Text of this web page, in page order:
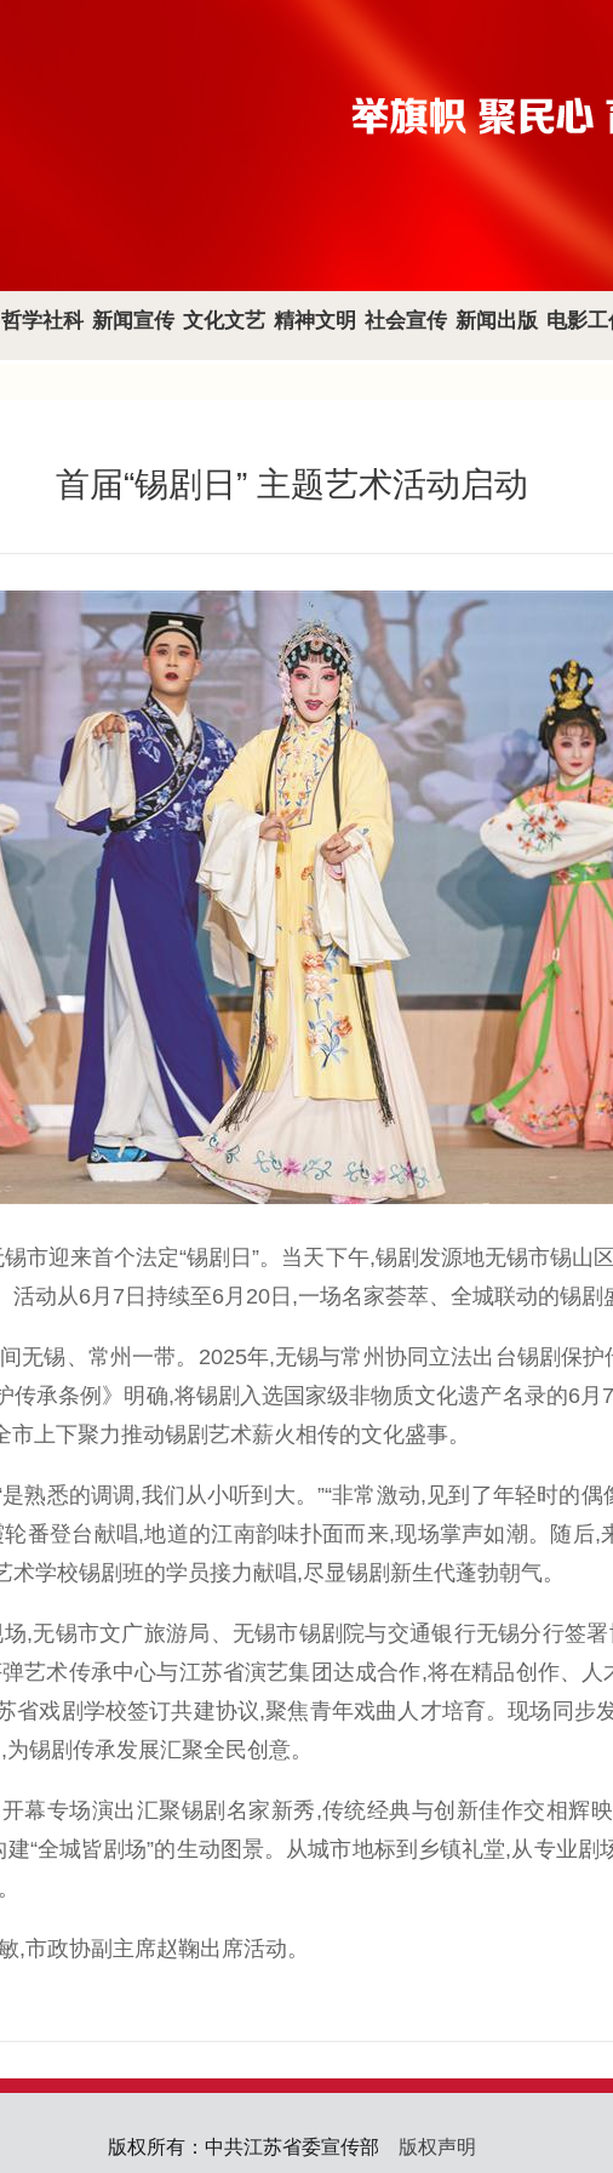
哲学社科 新闻宣传 文化文艺 精神文明 社会宣传 新闻出版 电影工
首届“锡剧日” 主题艺术活动启动
迎来首个法定“锡剧日”。当天下午,锡剧发源地无锡市锡山区
动从6月7日持续至6月20日,一场名家荟萃、全城联动的锡剧
锡、常州一带。2025年,无锡与常州协同立法出台锡剧保护
承条例》明确,将锡剧入选国家级非物质文化遗产名录的6月
上下聚力推动锡剧艺术薪火相传的文化盛事。
悉的调调,我们从小听到大。”“非常激动,见到了年轻时的
番登台献唱,地道的江南韵味扑面而来,现场掌声如潮。随后,
学校锡剧班的学员接力献唱,尽显锡剧新生代蓬勃朝气。
锡市文广旅游局、无锡市锡剧院与交通银行无锡分行签署
艺术传承中心与江苏省演艺集团达成合作,将在精品创作、
戏剧学校签订共建协议,聚焦青年戏曲人才培育。现场同步
锡剧传承发展汇聚全民创意。
场演出汇聚锡剧名家新秀,传统经典与创新佳作交相辉映
建“全城皆剧场”的生动图景。从城市地标到乡镇礼堂,从专业
政协副主席赵鞠出席活动。
版权所有：中共江苏省委宣传部 版权声明